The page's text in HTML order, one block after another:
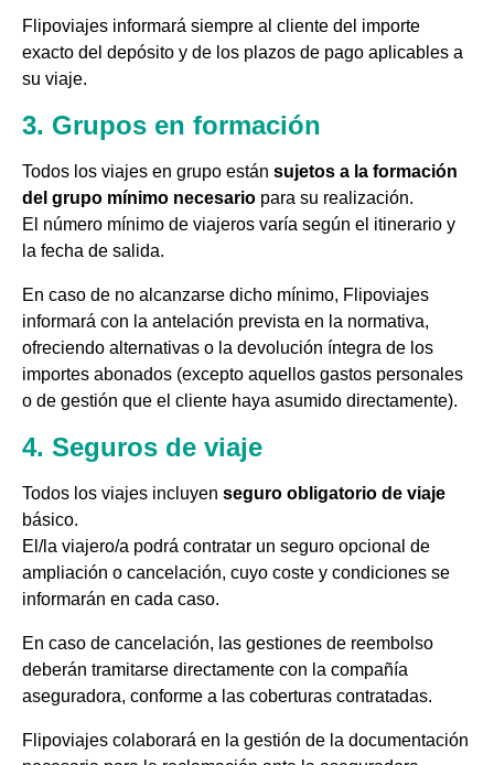
Flipoviajes informará siempre al cliente del importe
exacto del depósito y de los plazos de pago aplicables a
su viaje.
3. Grupos en formación
Todos los viajes en grupo están sujetos a la formación
del grupo mínimo necesario para su realización.
El número mínimo de viajeros varía según el itinerario y
la fecha de salida.
En caso de no alcanzarse dicho mínimo, Flipoviajes
informará con la antelación prevista en la normativa,
ofreciendo alternativas o la devolución íntegra de los
importes abonados (excepto aquellos gastos personales
o de gestión que el cliente haya asumido directamente).
4. Seguros de viaje
Todos los viajes incluyen seguro obligatorio de viaje
básico.
El/la viajero/a podrá contratar un seguro opcional de
ampliación o cancelación, cuyo coste y condiciones se
informarán en cada caso.
En caso de cancelación, las gestiones de reembolso
deberán tramitarse directamente con la compañía
aseguradora, conforme a las coberturas contratadas.
Flipoviajes colaborará en la gestión de la documentación